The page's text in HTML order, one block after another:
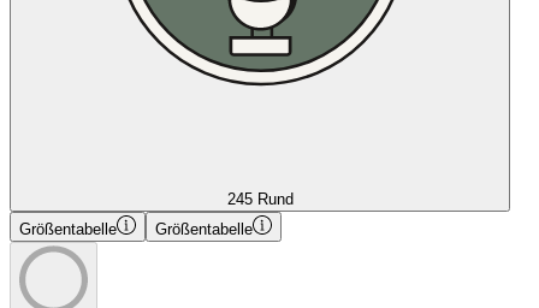
245 Rund
Größentabelle
Größentabelle